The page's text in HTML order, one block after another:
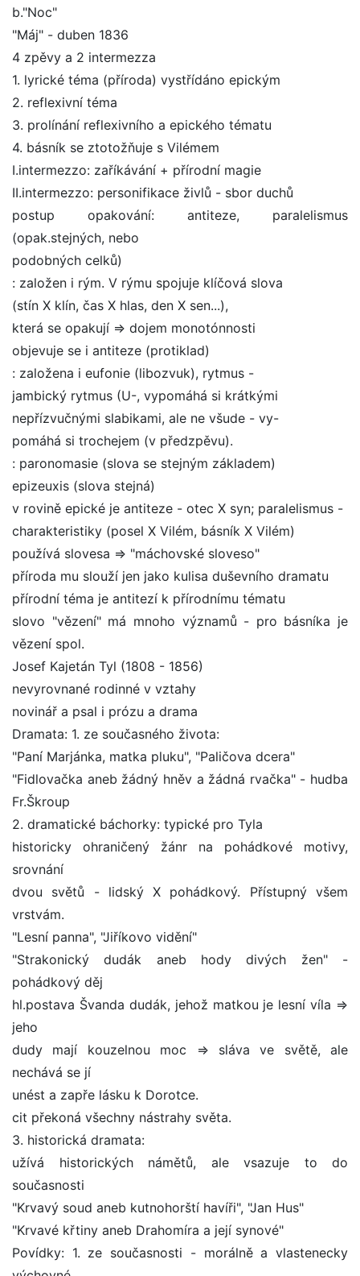
b."Noc"
"Máj" - duben 1836
4 zpěvy a 2 intermezza
1. lyrické téma (příroda) vystřídáno epickým
2. reflexivní téma
3. prolínání reflexivního a epického tématu
4. básník se ztotožňuje s Vilémem
I.intermezzo: zaříkávání + přírodní magie
II.intermezzo: personifikace živlů - sbor duchů
postup opakování: antiteze, paralelismus
(opak.stejných, nebo
podobných celků)
: založen i rým. V rýmu spojuje klíčová slova
(stín X klín, čas X hlas, den X sen...),
která se opakují => dojem monotónnosti
objevuje se i antiteze (protiklad)
: založena i eufonie (libozvuk), rytmus -
jambický rytmus (U-, vypomáhá si krátkými
nepřízvučnými slabikami, ale ne všude - vy-
pomáhá si trochejem (v předzpěvu).
: paronomasie (slova se stejným základem)
epizeuxis (slova stejná)
v rovině epické je antiteze - otec X syn; paralelismus -
charakteristiky (posel X Vilém, básník X Vilém)
používá slovesa => "máchovské sloveso"
příroda mu slouží jen jako kulisa duševního dramatu
přírodní téma je antitezí k přírodnímu tématu
slovo "vězení" má mnoho významů - pro básníka je
vězení spol.
Josef Kajetán Tyl (1808 - 1856)
nevyrovnané rodinné v vztahy
novinář a psal i prózu a drama
Dramata: 1. ze současného života:
"Paní Marjánka, matka pluku", "Paličova dcera"
"Fidlovačka aneb žádný hněv a žádná rvačka" - hudba
Fr.Škroup
2. dramatické báchorky: typické pro Tyla
historicky ohraničený žánr na pohádkové motivy,
srovnání
dvou světů - lidský X pohádkový. Přístupný všem
vrstvám.
"Lesní panna", "Jiříkovo vidění"
"Strakonický dudák aneb hody divých žen" -
pohádkový děj
hl.postava Švanda dudák, jehož matkou je lesní víla =>
jeho
dudy mají kouzelnou moc => sláva ve světě, ale
nechává se jí
unést a zapře lásku k Dorotce.
cit překoná všechny nástrahy světa.
3. historická dramata:
užívá historických námětů, ale vsazuje to do
současnosti
"Krvavý soud aneb kutnohorští havíři", "Jan Hus"
"Krvavé křtiny aneb Drahomíra a její synové"
Povídky: 1. ze současnosti - morálně a vlastenecky